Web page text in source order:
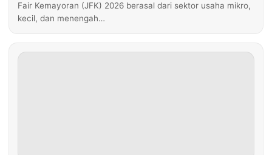
Fair Kemayoran (JFK) 2026 berasal dari sektor usaha mikro,
kecil, dan menengah…